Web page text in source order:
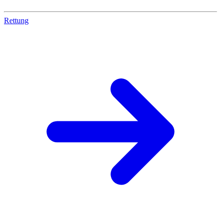
Rettung